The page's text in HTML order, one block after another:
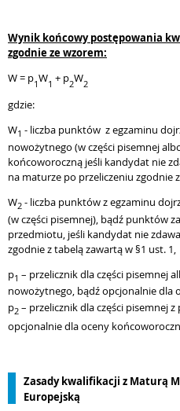
Wynik końcowy postępowania
zgodnie ze wzorem:
W = p1W1 + p2W2
gdzie:
W1 - liczba punktów z egzaminu
nowożytnego (w części pisemnej
końcoworoczną jeśli kandydat nie
na maturze po przeliczeniu zgodnie
W2 - liczba punktów z egzaminu
(w części pisemnej) , bądź punktów
przedmiotu, jeśli kandydat nie
zgodnie z tabelą zawartą w §1 ust. 1,
p1 – przelicznik dla części pisemnej
nowożytnego, bądź opcjonalnie dla
p2 – przelicznik dla części pisemnej
opcjonalnie dla oceny
Zasady kwalifikacji z Maturą
Europejską